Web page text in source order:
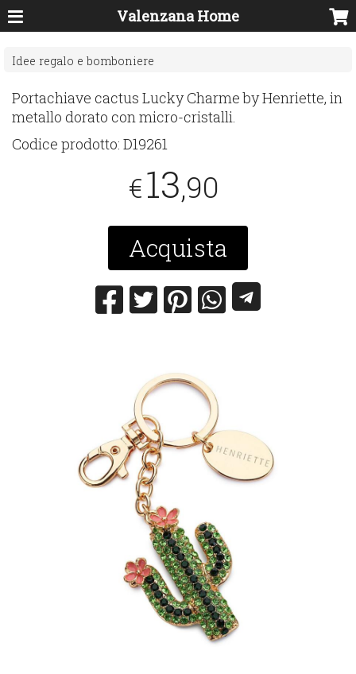
Valenzana Home
Idee regalo e bomboniere
Portachiave cactus Lucky Charme by Henriette, in
metallo dorato con micro-cristalli.
Codice prodotto:D19261
€13,90
Acquista